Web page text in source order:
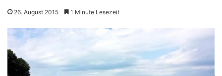
26. August 2015 1 Minute Lesezeit